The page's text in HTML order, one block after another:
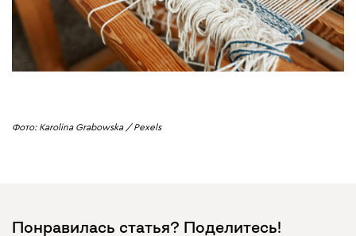
Фото: Karolina Grabowska / Pexels
Понравилась статья? Поделитесь!